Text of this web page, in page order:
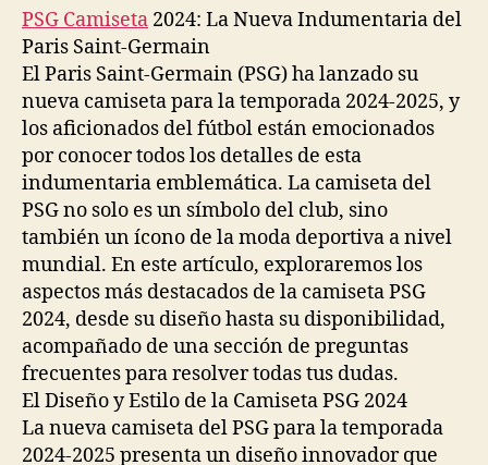
entrada
entrada
PSG Camiseta 2024: La Nueva Indumentaria del
Paris Saint-Germain
El Paris Saint-Germain (PSG) ha lanzado su
nueva camiseta para la temporada 2024-2025, y
los aficionados del fútbol están emocionados
por conocer todos los detalles de esta
indumentaria emblemática. La camiseta del
PSG no solo es un símbolo del club, sino
también un ícono de la moda deportiva a nivel
mundial. En este artículo, exploraremos los
aspectos más destacados de la camiseta PSG
2024, desde su diseño hasta su disponibilidad,
acompañado de una sección de preguntas
frecuentes para resolver todas tus dudas.
El Diseño y Estilo de la Camiseta PSG 2024
La nueva camiseta del PSG para la temporada
2024-2025 presenta un diseño innovador que